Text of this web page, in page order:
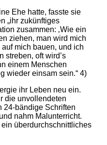
Ehe hatte, fasste sie
„ihr zukünftiges
zusammen: ‚Wie ein
ziehen, man wird mich
mich bauen, und ich
streben, oft wird’s
einem Menschen
wieder einsam sein.“ 4)
ihr Leben neu ein.
die unvollendeten
24-bändige Schriften
nahm Malunterricht.
überdurchschnittliches